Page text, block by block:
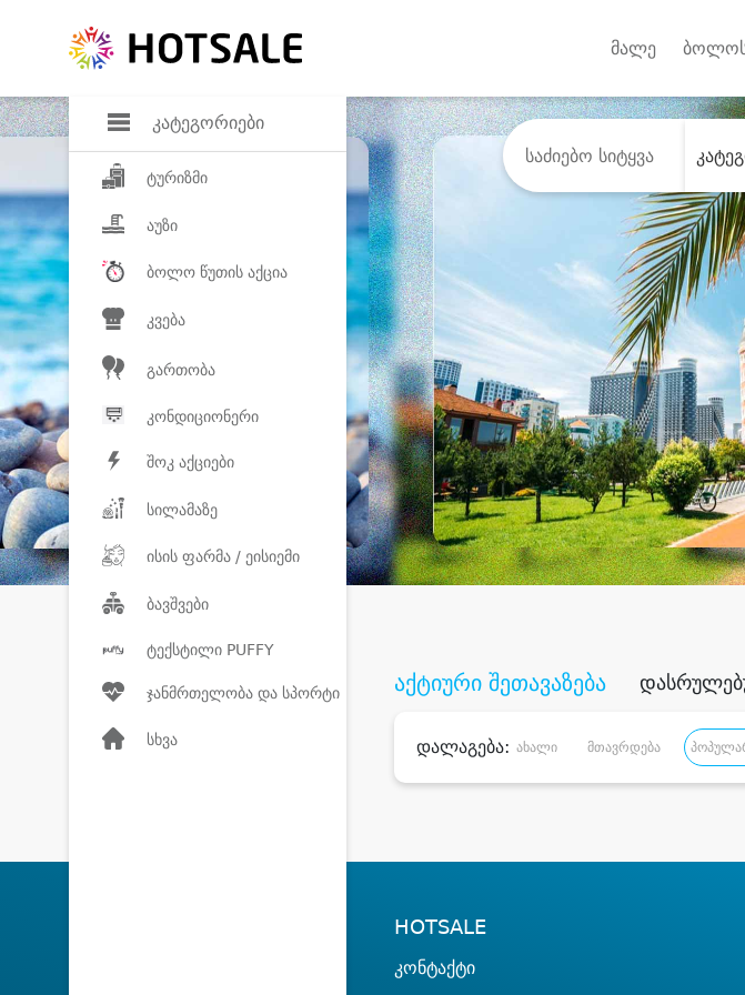
კატეგორიები
ტურიზმი
აუზი
ბოლო წუთის აქცია
კვება
გართობა
კონდიციონერი
შოკ აქციები
სილამაზე
ისის ფარმა / ეისიემი
ბავშვები
ტექსტილი PUFFY
ჯანმრთელობა და სპორტი
სხვა
მალე ბოლოს
შეიძინე
აქტიური შეთავაზება
დალაგება: ახალი მთავრდება
HOTSALE
კონტაქტი